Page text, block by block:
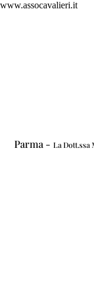
www.assocavalieri.it
Parma - La Dott.ssa